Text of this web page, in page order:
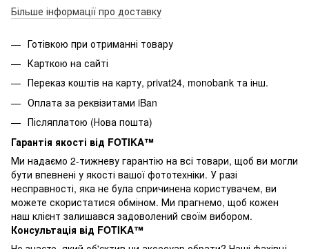
Більше інформації про доставку
Готівкою при отриманні товару
Карткою на сайті
Переказ коштів на карту, privat24, monobank та інш.
Оплата за реквізитами iBan
Післяплатою (Нова пошта)
Гарантія якості від FOTIKA™
Ми надаємо 2-тижневу гарантію на всі товари, щоб ви могли
бути впевнені у якості вашої фототехніки. У разі
несправності, яка не була спричинена користувачем, ви
можете скористатися обміном. Ми прагнемо, щоб кожен
наш клієнт залишався задоволений своїм вибором.
Консультація від FOTIKA™